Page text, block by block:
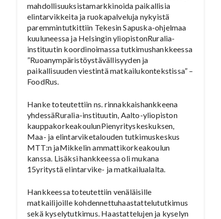
mahdollisuuksistamarkkinoida paikallisia
elintarvikkeita ja ruokapalveluja nykyistä
paremmintutkittiin Tekesin Sapuska-ohjelmaa
kuuluneessa ja Helsingin yliopistonRuralia-
instituutin koordinoimassa tutkimushankkeessa
”Ruoanympäristöystävällisyyden ja
paikallisuuden viestintä matkailukontekstissa” –
FoodRus.
Hanke toteutettiin ns. rinnakkaishankkeena
yhdessäRuralia-instituutin, Aalto-yliopiston
kauppakorkeakoulunPienyrityskeskuksen,
Maa- ja elintarviketalouden tutkimuskeskus
MTT:n jaMikkelin ammattikorkeakoulun
kanssa. Lisäksi hankkeessa oli mukana
15yritystä elintarvike- ja matkailualalta.
Hankkeessa toteutettiin venäläisille
matkailijoille kohdennettuhaastattelututkimus
sekä kyselytutkimus. Haastattelujen ja kyselyn